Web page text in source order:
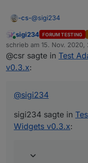
-cs-@sigi234
sigi234 sagte in
v0.3.x
Einen Beitrag
Online
sigi234 FORUM TESTING
schrieb am 15. Nov. 2020,
zuletzt editiert von
@csr sagte in Test
v0.3.x:
@sigi234
sigi234 sagte in
Widgets v0.3.x: